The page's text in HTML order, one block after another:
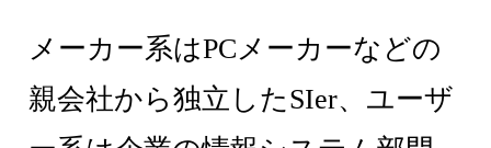
メーカー系はPCメーカーなどの
親会社から独立したSIer、ユーザ